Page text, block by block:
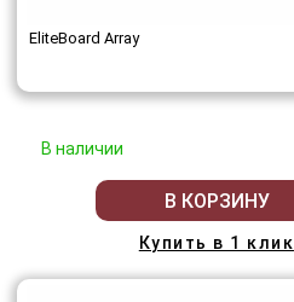
EliteBoard Array
В наличии
В КОРЗИНУ
Купить в 1 клик